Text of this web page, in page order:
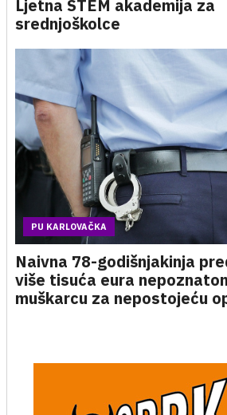
Ljetna STEM akademija za
srednjoškolce
PU KARLOVAČKA
Naivna 78-godišnjakinja
više tisuća eura
muškarcu za nepostojeću